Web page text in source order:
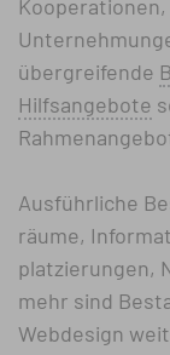
übergreifende
Hilfsangebote
Ausführliche
räume,
platzierungen,
mehr sind
Webdesign